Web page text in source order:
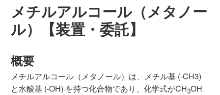
メチルアルコール（メタノー
ル）【装置・委託】
概要
メチルアルコール（メタノール）は、メチル基 (-CH3)
と水酸基 (-OH) を持つ化合物であり、化学式がCH3OH